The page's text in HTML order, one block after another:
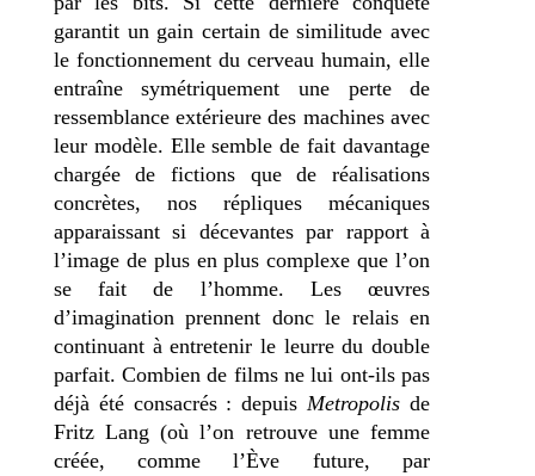
garantit un gain certain de similitude avec
le fonctionnement du cerveau humain, elle
entraîne symétriquement une perte de
ressemblance extérieure des machines avec
leur modèle. Elle semble de fait davantage
chargée de fictions que de réalisations
concrètes, nos répliques mécaniques
apparaissant si décevantes par rapport à
l’image de plus en plus complexe que l’on
se fait de l’homme. Les œuvres
d’imagination prennent donc le relais en
continuant à entretenir le leurre du double
parfait. Combien de films ne lui ont-ils pas
déjà été consacrés : depuisMetropolis de
Fritz Lang (où l’on retrouve une femme
créée, comme l’Ève future, par